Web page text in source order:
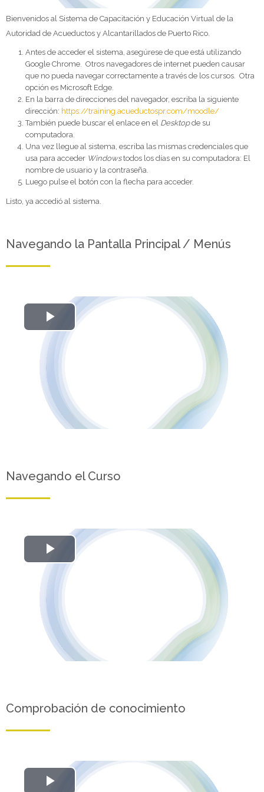
Bienvenidos al Sistema de Capacitación y Educación Virtual de la
Autoridad de Acueductos y Alcantarillados de Puerto Rico.
Antes de acceder el sistema, asegúrese de que está utilizando
Google Chrome. Otros navegadores de internet pueden causar
que no pueda navegar correctamente a través de los cursos. Otra
opción es Microsoft Edge.
En la barra de direcciones del navegador, escriba la siguiente
dirección: https://training.acueductospr.com/moodle/
También puede buscar el enlace en el Desktopde su
computadora.
Una vez llegue al sistema, escriba las mismas credenciales que
usa para acceder Windowstodos los días en su computadora: El
nombre de usuario y la contraseña.
Luego pulse el botón con la flecha para acceder.
Listo, ya accedió al sistema.
Navegando la Pantalla Principal / Menús
Reproducir
Navegando el Curso
Reproducir
Comprobación de conocimiento